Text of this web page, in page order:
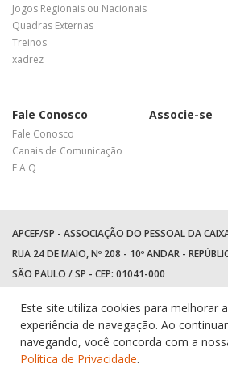
Jogos Regionais ou Nacionais
Quadras Externas
Treinos
xadrez
Fale Conosco
Fale Conosco
Canais de Comunicação
F A Q
Associe-se
APCEF/SP - ASSOCIAÇÃO DO PESSOAL DA
RUA 24 DE MAIO, Nº 208 - 10º ANDAR -
SÃO PAULO / SP - CEP: 01041-000
WhatsApp: (11) 94597-5758
Este site utiliza cookies para melhorar
experiência de navegação. Ao continuar
navegando, você concorda com a
Política de Privacidade.